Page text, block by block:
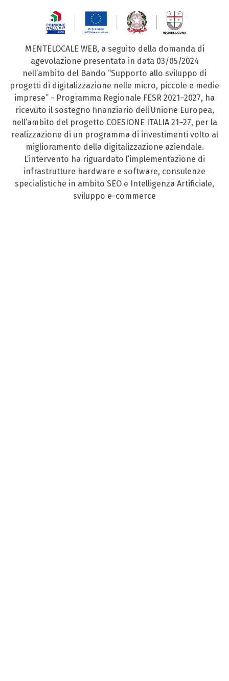
MENTELOCALE WEB, a seguito della domanda di
agevolazione presentata in data 03/05/2024
nell’ambito del Bando “Supporto allo sviluppo di
progetti di digitalizzazione nelle micro, piccole e medie
imprese” - Programma Regionale FESR 2021–2027, ha
ricevuto il sostegno finanziario dell’Unione Europea,
nell’ambito del progetto COESIONE ITALIA 21–27, per la
realizzazione di un programma di investimenti volto al
miglioramento della digitalizzazione aziendale.
L’intervento ha riguardato l’implementazione di
infrastrutture hardware e software, consulenze
specialistiche in ambito SEO e Intelligenza Artificiale,
sviluppo e-commerce